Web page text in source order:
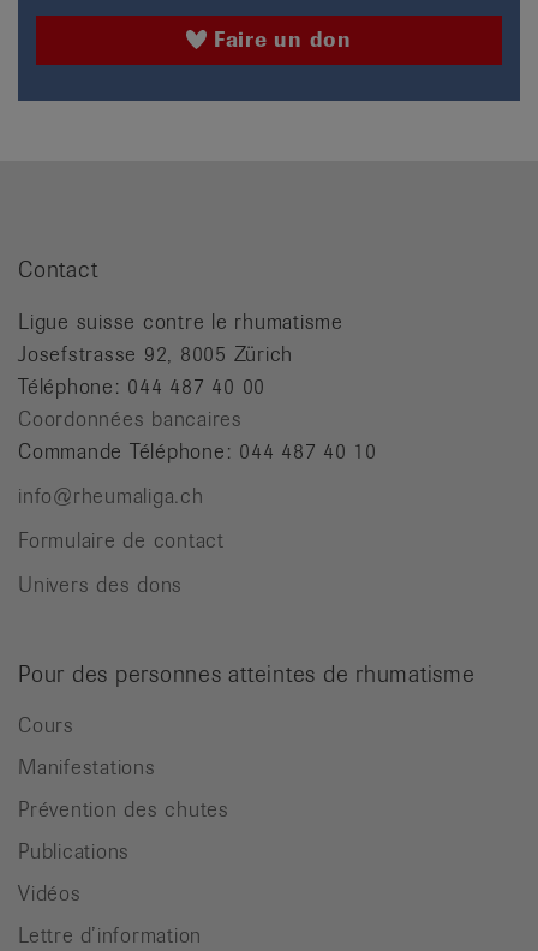
Faire un don
Contact
Ligue suisse contre le rhumatisme
Josefstrasse 92, 8005 Zürich
Téléphone: 044 487 40 00
Coordonnées bancaires
Commande Téléphone: 044 487 40 10
info@rheumaliga.ch
Formulaire de contact
Univers des dons
Pour des personnes atteintes de rhumatisme
Cours
Manifestations
Prévention des chutes
Publications
Vidéos
Lettre d’information